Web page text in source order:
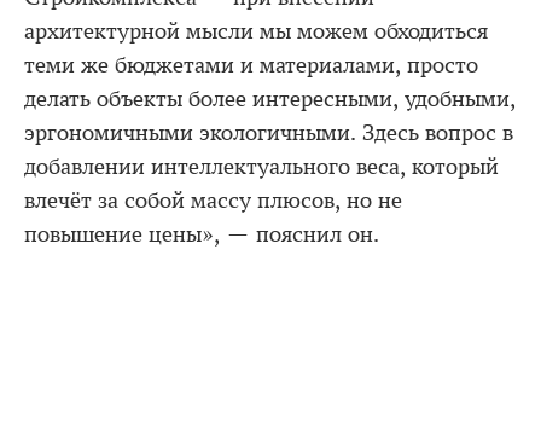
архитектурной мысли мы можем обходиться
теми же бюджетами и материалами, просто
делать объекты более интересными, удобными,
эргономичными экологичными. Здесь вопрос в
добавлении интеллектуального веса, который
влечёт за собой массу плюсов, но не
повышение цены», — пояснил он.